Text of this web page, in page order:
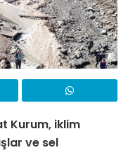
Kurum, iklim
ve sel